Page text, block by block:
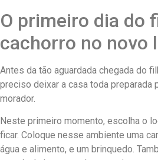
O primeiro dia do
cachorro no novo
Antes da tão aguardada chegada do
preciso deixar a casa toda preparada
morador.
Neste primeiro momento, escolha o
ficar. Coloque nesse ambiente uma
água e alimento, e um brinquedo.